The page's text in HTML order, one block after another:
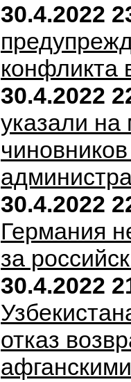
30.4.2022
конфликта
30.4.2022
указали на
30.4.2022
Германия
за
30.4.2022
отказ